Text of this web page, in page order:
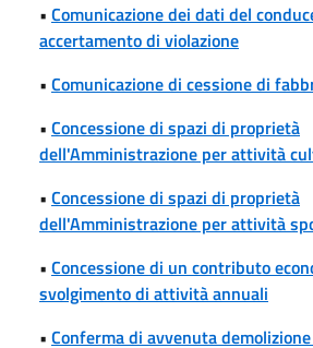
• Comunicazione dei dati del
accertamento di violazione
• Comunicazione di cessione di
• Concessione di spazi di proprietà
dell'Amministrazione per attività
• Concessione di spazi di proprietà
dell'Amministrazione per attività
• Concessione di un contributo
svolgimento di attività annuali
• Conferma di avvenuta